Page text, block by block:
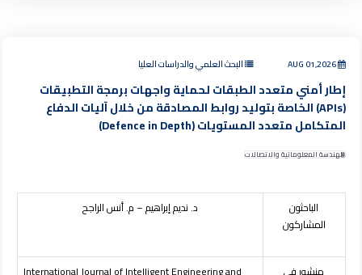
AUG 01,2026 البحث العلمي والدراسات العليا
إطار أمني متعدد الطبقات لحماية واجهات برمجة التطبيقات
(APIs) الخاصة بتوليد روابط المصادقة من خلال آليات الدفاع
المتكامل متعدد المستويات (Defence in Depth)
الهندسة المعلوماتية والاتصالات
الباحثون
المشاركون
د. نديم إبراهيم – م. أنس الراجح